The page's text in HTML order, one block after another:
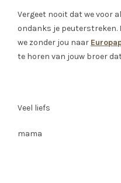
Vergeet nooit dat we voor
ondanks je peuterstreken.
we zonder jou naar
te horen van jouw broer dat
Veel liefs
mama